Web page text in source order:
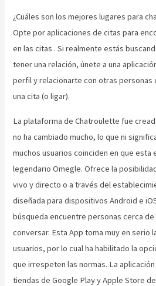
¿Cuáles son los mejores lugares para
Opte por aplicaciones de citas para
en las citas . Si realmente estás
tener una relación, únete a una
perfil y relacionarte con otras personas
una cita (o ligar).
La plataforma de Chatroulette fue
no ha cambiado mucho, lo que ni
muchos usuarios coinciden en que esta
legendario Omegle. Ofrece la
vivo y directo o a través del
diseñada para dispositivos Android e
búsqueda encuentre personas cerca de
conversar. Esta App toma muy en serio
usuarios, por lo cual ha habilitado la
que irrespeten las normas. La
tiendas de Google Play y Apple Store